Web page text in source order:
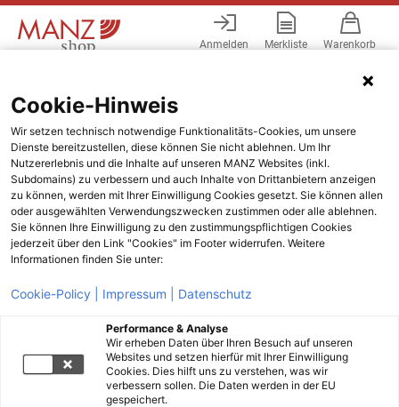
Anmelden Merkliste Warenkorb
Cookie-Hinweis
Wir setzen technisch notwendige Funktionalitäts-Cookies, um unsere
Dienste bereitzustellen, diese können Sie nicht ablehnen. Um Ihr
Nutzererlebnis und die Inhalte auf unseren MANZ Websites (inkl.
Subdomains) zu verbessern und auch Inhalte von Drittanbietern anzeigen
zu können, werden mit Ihrer Einwilligung Cookies gesetzt. Sie können allen
oder ausgewählten Verwendungszwecken zustimmen oder alle ablehnen.
Sie können Ihre Einwilligung zu den zustimmungspflichtigen Cookies
jederzeit über den Link "Cookies" im Footer widerrufen. Weitere
Informationen finden Sie unter:
Cookie-Policy | Impressum | Datenschutz
Performance & Analyse
Wir erheben Daten über Ihren Besuch auf unseren
Websites und setzen hierfür mit Ihrer Einwilligung
Cookies. Dies hilft uns zu verstehen, was wir
verbessern sollen. Die Daten werden in der EU
gespeichert.